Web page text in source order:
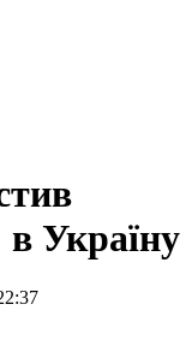
Україну